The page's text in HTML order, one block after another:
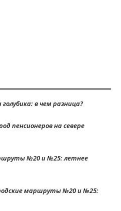
в чем разница?
пенсионеров на севере
№20 и №25: летнее
маршруты №20 и №25: